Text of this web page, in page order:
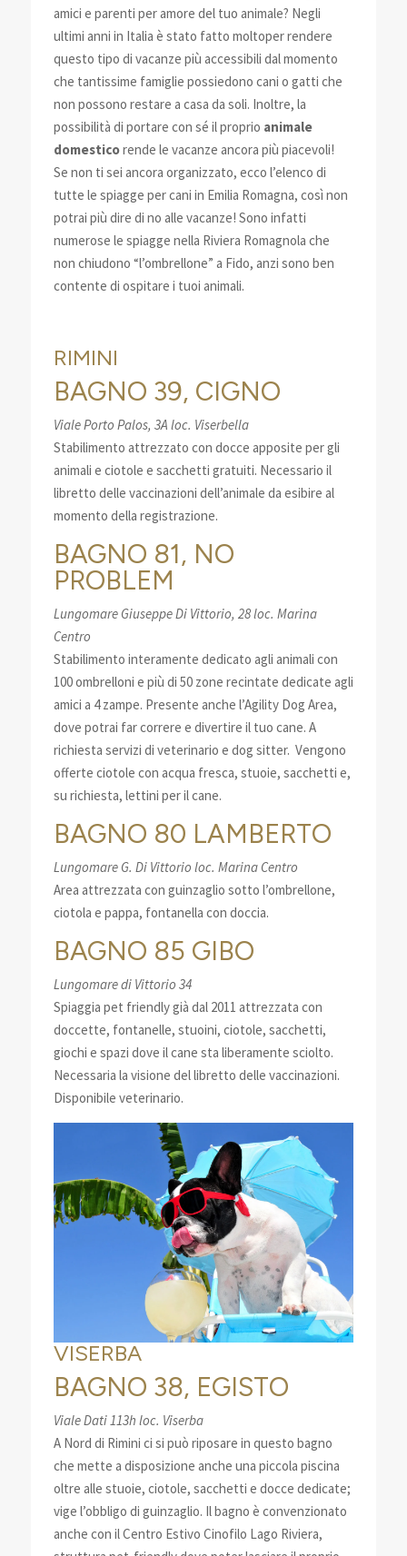
amici e parenti per amore del tuo animale? Negli
ultimi anni in Italia è stato fatto moltoper rendere
questo tipo di vacanze più accessibili dal momento
che tantissime famiglie possiedono cani o gatti che
non possono restare a casa da soli. Inoltre, la
possibilità di portare con sé il proprio animale
domesticorende le vacanze ancora più piacevoli!
Se non ti sei ancora organizzato, ecco l’elenco di
tutte le spiagge per cani in Emilia Romagna, così non
potrai più dire di no alle vacanze! Sono infatti
numerose le spiagge nella Riviera Romagnola che
non chiudono “l’ombrellone” a Fido, anzi sono ben
contente di ospitare i tuoi animali.
RIMINI
BAGNO 39, CIGNO
Viale Porto Palos, 3A loc. Viserbella
Stabilimento attrezzato con docce apposite per gli
animali e ciotole e sacchetti gratuiti. Necessario il
libretto delle vaccinazioni dell’animale da esibire al
momento della registrazione.
BAGNO 81, NO
PROBLEM
Lungomare Giuseppe Di Vittorio, 28 loc. Marina
Centro
Stabilimento interamente dedicato agli animali con
100 ombrelloni e più di 50 zone recintate dedicate agli
amici a 4 zampe. Presente anche l’Agility Dog Area,
dove potrai far correre e divertire il tuo cane. A
richiesta servizi di veterinario e dog sitter. Vengono
offerte ciotole con acqua fresca, stuoie, sacchetti e,
su richiesta, lettini per il cane.
BAGNO 80 LAMBERTO
Lungomare G. Di Vittorio loc. Marina Centro
Area attrezzata con guinzaglio sotto l’ombrellone,
ciotola e pappa, fontanella con doccia.
BAGNO 85 GIBO
Lungomare di Vittorio 34
Spiaggia pet friendly già dal 2011 attrezzata con
doccette, fontanelle, stuoini, ciotole, sacchetti,
giochi e spazi dove il cane sta liberamente sciolto.
Necessaria la visione del libretto delle vaccinazioni.
Disponibile veterinario.
VISERBA
BAGNO 38, EGISTO
Viale Dati 113h loc. Viserba
A Nord di Rimini ci si può riposare in questo bagno
che mette a disposizione anche una piccola piscina
oltre alle stuoie, ciotole, sacchetti e docce dedicate;
vige l’obbligo di guinzaglio. Il bagno è convenzionato
anche con il Centro Estivo Cinofilo Lago Riviera,